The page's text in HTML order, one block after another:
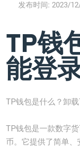
发布时间: 2023/
TP钱
能登
TP钱包是什么？卸
TP钱包是一款数字
币。它提供了简单